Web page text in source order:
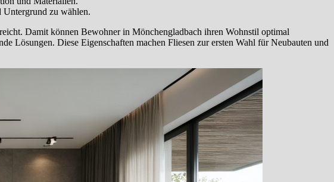
Untergrund zu wählen.
Damit können Bewohner in Mönchengladbach ihren Wohnstil optimal
Lösungen. Diese Eigenschaften machen Fliesen zur ersten Wahl für Neubauten und